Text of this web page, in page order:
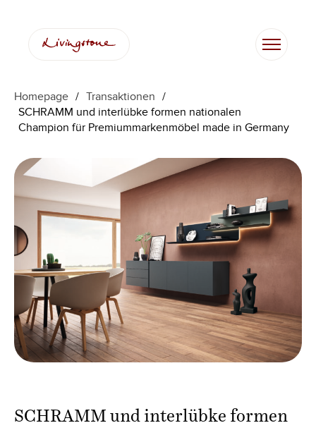
Homepage / Transaktionen /
SCHRAMM und interlübke formen nationalen
Champion für Premiummarkenmöbel made in Germany
SCHRAMM und interlübke formen